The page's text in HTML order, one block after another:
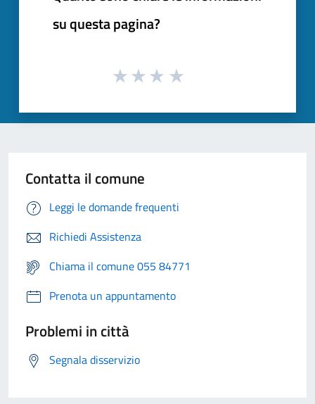
su questa pagina?
Contatta il comune
Leggi le domande frequenti
Richiedi Assistenza
Chiama il comune 055 84771
Prenota un appuntamento
Problemi in città
Segnala disservizio